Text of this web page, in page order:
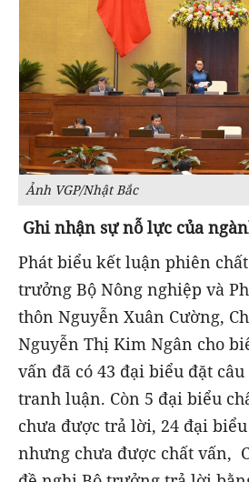
Ảnh VGP/Nhật Bắc
Ghi nhận sự nỗ lực của
Phát biểu kết luận phiên
trưởng Bộ Nông nghiệp và
thôn Nguyễn Xuân Cường,
Nguyễn Thị Kim Ngân cho
vấn đã có 43 đại biểu đặt
tranh luận. Còn 5 đại biểu
chưa được trả lời, 24 đại
nhưng chưa được chất vấn,